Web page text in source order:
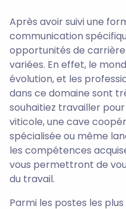
Après avoir suivi une
communication
opportunités de
variées. En effet, le
évolution, et les
dans ce domaine sont
souhaitiez travailler
viticole, une cave
spécialisée ou même
les compétences
vous permettront de
du travail.
Parmi les postes les